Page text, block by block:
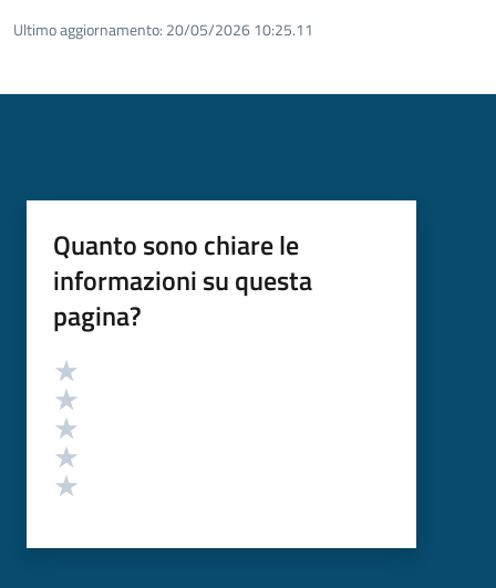
Ultimo aggiornamento: 20/05/2026 10:25.11
Quanto sono chiare le
informazioni su questa
pagina?
Valutazione